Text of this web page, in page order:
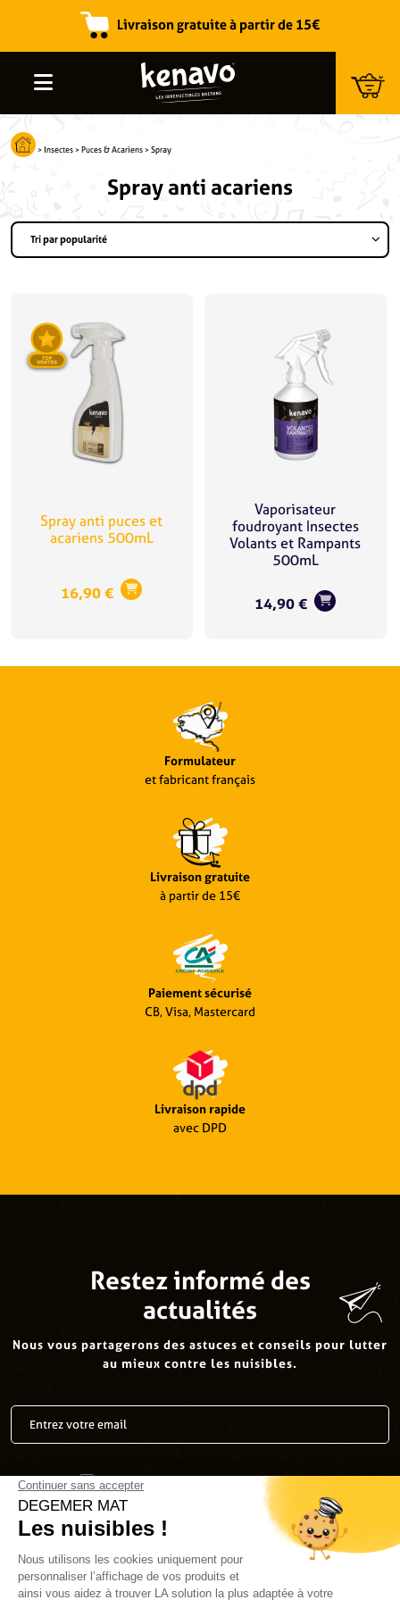
> Insectes>Puces & Acariens>Spray
Spray anti acariens
Spray anti puces et
acariens 500mL
16,90€
Vaporisateur
foudroyant Insectes
Volants et Rampants
500mL
14,90€
Formulateur
et fabricant français
Livraison gratuite
à partir de 15€
Paiement sécurisé
CB, Visa, Mastercard
Livraison rapide
avec DPD
Restez informé des
actualités
Nous vous partagerons des astuces et conseils pour lutter
au mieux contre les nuisibles.
J’accepte lapolitique de confidentialité.*
Envoyer
Livraison gratuite à partir de 15€